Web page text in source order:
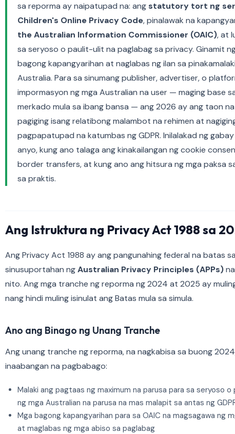
sa reporma ay naipatupad na: angstatutory tort ng
Children's Online Privacy Code, pinalawak na
the Australian Information Commissioner (OAIC), at
sa seryoso o paulit-ulit na paglabag sa privacy. Ginamit
bagong kapangyarihan at naglabas ng ilan sa
Australia. Para sa sinumang publisher, advertiser, o
impormasyon ng mga Australian na user — maging base
merkado mula sa ibang bansa — ang 2026 ay ang taon
pagiging isang relatibong malambot na rehimen at
pagpapatupad na katumbas ng GDPR. Inilalakad ng
anyo, kung ano talaga ang kinakailangan ng cookie
border transfers, at kung ano ang hitsura ng mga paksa
sa praktis.
Ang Istruktura ng Privacy Act 1988 sa
Ang Privacy Act 1988 ay ang pangunahing federal na batas
sinusuportahan ngAustralian Privacy Principles (APPs)
nito. Ang mga tranche ng reporma ng 2024 at 2025 ay
nang hindi muling isinulat ang Batas mula sa simula.
Ano ang Binago ng Unang Tranche
Ang unang tranche ng reporma, na nagkabisa sa buong
inaabangan na pagbabago:
Malaki ang pagtaas ng maximum na parusa para sa seryoso
ng mga Australian na parusa na mas malapit sa antas ng
Mga bagong kapangyarihan para sa OAIC na magsagawa ng
at maglabas ng mga abiso sa paglabag